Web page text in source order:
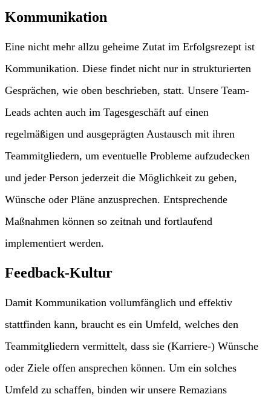
Kommunikation
Eine nicht mehr allzu geheime Zutat im Erfolgsrezept ist
Kommunikation. Diese findet nicht nur in strukturierten
Gesprächen, wie oben beschrieben, statt. Unsere Team-
Leads achten auch im Tagesgeschäft auf einen
regelmäßigen und ausgeprägten Austausch mit ihren
Teammitgliedern, um eventuelle Probleme aufzudecken
und jeder Person jederzeit die Möglichkeit zu geben,
Wünsche oder Pläne anzusprechen. Entsprechende
Maßnahmen können so zeitnah und fortlaufend
implementiert werden.
Feedback-Kultur
Damit Kommunikation vollumfänglich und effektiv
stattfinden kann, braucht es ein Umfeld, welches den
Teammitgliedern vermittelt, dass sie (Karriere-) Wünsche
oder Ziele offen ansprechen können. Um ein solches
Umfeld zu schaffen, binden wir unsere Remazians